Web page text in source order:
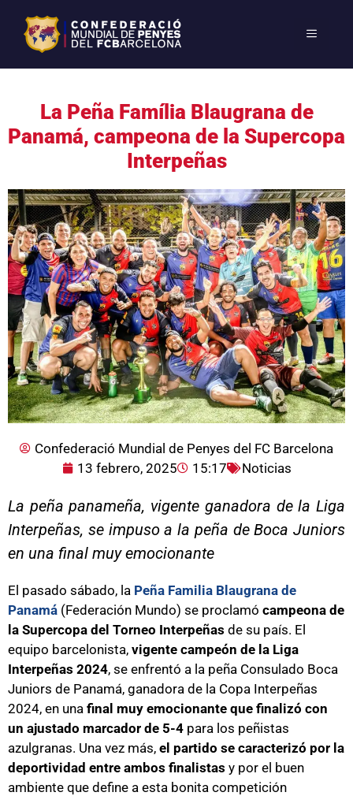
La Peña Família Blaugrana de
Panamá, campeona de la Supercopa
Interpeñas
Confederació Mundial de Penyes del FC Barcelona
13 febrero, 2025
15:17 Noticias
La peña panameña, vigente ganadora de la Liga
Interpeñas, se impuso a la peña de Boca Juniors
en una final muy emocionante
El pasado sábado, la Peña Familia Blaugrana de
Panamá (Federación Mundo) se proclamó campeona de
la Supercopa del Torneo Interpeñas de su país. El
equipo barcelonista, vigente campeón de la Liga
Interpeñas 2024, se enfrentó a la peña Consulado Boca
Juniors de Panamá, ganadora de la Copa Interpeñas
2024, en una final muy emocionante que finalizó con
un ajustado marcador de 5-4 para los peñistas
azulgranas. Una vez más, el partido se caracterizó por la
deportividad entre ambos finalistas y por el buen
ambiente que define a esta bonita competición